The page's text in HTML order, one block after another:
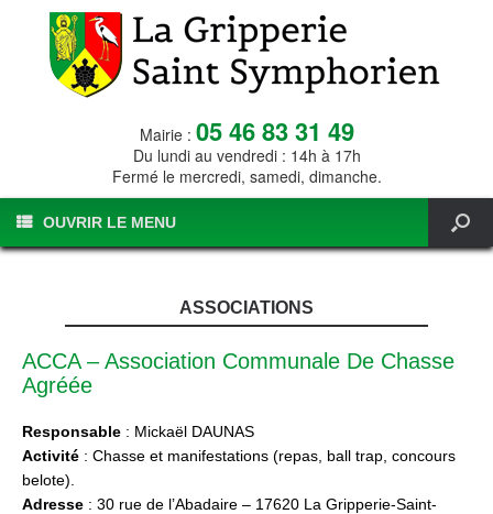
Mairie : 05 46 83 31 49
Du lundi au vendredi : 14h à 17h
Fermé le mercredi, samedi, dimanche.
OUVRIR LE MENU
ASSOCIATIONS
ACCA – Association Communale De Chasse
Agréée
Responsable : Mickaël DAUNAS
Activité : Chasse et manifestations (repas, ball trap, concours
belote).
Adresse : 30 rue de l’Abadaire – 17620 La Gripperie-Saint-